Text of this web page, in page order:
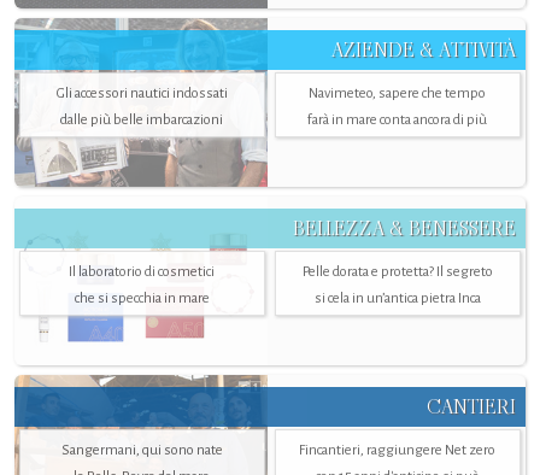
AZIENDE & ATTIVITÀ
Gli accessori nautici indossati
dalle più belle imbarcazioni
Navimeteo, sapere che tempo
farà in mare conta ancora di più
BELLEZZA & BENESSERE
Il laboratorio di cosmetici
che si specchia in mare
Pelle dorata e protetta? Il segreto
si cela in un’antica pietra Inca
CANTIERI
Sangermani, qui sono nate
Fincantieri, raggiungere Net zero